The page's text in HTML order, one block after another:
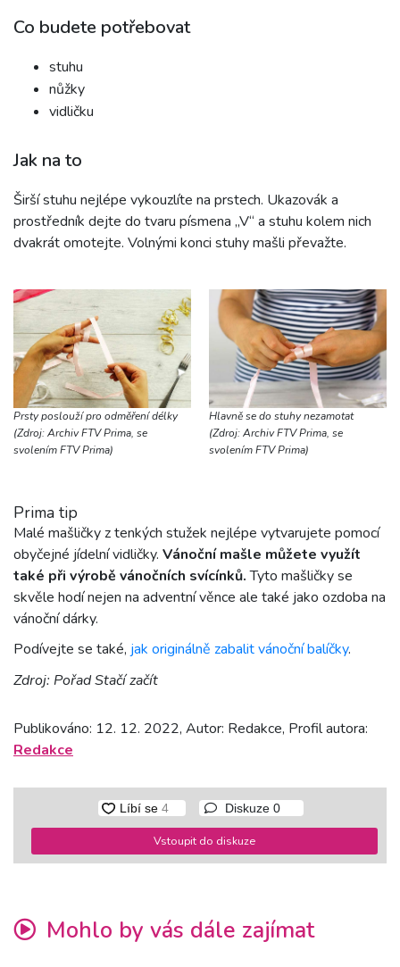
Co budete potřebovat
stuhu
nůžky
vidličku
Jak na to
Širší stuhu nejlépe vykouzlíte na prstech. Ukazovák a
prostředník dejte do tvaru písmena „V“ a stuhu kolem nich
dvakrát omotejte. Volnými konci stuhy mašli převažte.
Prsty poslouží pro odměření délky
(Zdroj: Archiv FTV Prima, se
svolením FTV Prima)
Hlavně se do stuhy nezamotat
(Zdroj: Archiv FTV Prima, se
svolením FTV Prima)
Prima tip
Malé mašličky z tenkých stužek nejlépe vytvarujete pomocí
obyčejné jídelní vidličky. Vánoční mašle můžete využít
také při výrobě vánočních svícínků.Tyto mašličky se
skvěle hodí nejen na adventní věnce ale také jako ozdoba na
vánoční dárky.
Podívejte se také, jak originálně zabalit vánoční balíčky.
Zdroj: Pořad Stačí začít
Publikováno: 12. 12. 2022, Autor: Redakce, Profil autora:
Redakce
Diskuze 0
Vstoupit do diskuze
Mohlo by vás dále zajímat